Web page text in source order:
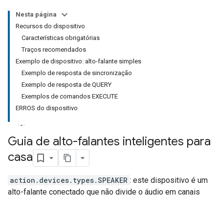
Nesta página
Recursos do dispositivo
Características obrigatórias
Traços recomendados
Exemplo de dispositivo: alto-falante simples
Exemplo de resposta de sincronização
Exemplo de resposta de QUERY
Exemplos de comandos EXECUTE
ERROS do dispositivo
Guia de alto-falantes inteligentes para
casa
action.devices.types.SPEAKER : este dispositivo é um
alto-falante conectado que não divide o áudio em canais